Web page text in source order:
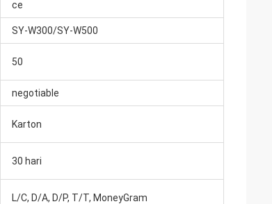
ce
SY-W300/SY-W500
50
negotiable
Karton
30 hari
L/C, D/A, D/P, T/T, MoneyGram